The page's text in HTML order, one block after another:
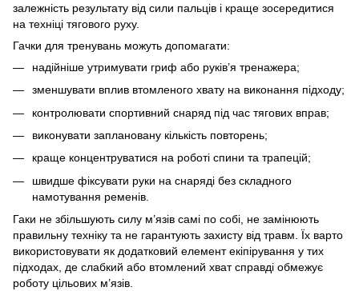
залежність результату від сили пальців і краще зосередитися
на техніці тягового руху.
Гачки для тренувань можуть допомагати:
надійніше утримувати гриф або руків’я тренажера;
зменшувати вплив втомленого хвату на виконання підходу;
контролювати спортивний снаряд під час тягових вправ;
виконувати заплановану кількість повторень;
краще концентруватися на роботі спини та трапецій;
швидше фіксувати руки на снаряді без складного
намотування ременів.
Гаки не збільшують силу м’язів самі по собі, не замінюють
правильну техніку та не гарантують захисту від травм. Їх варто
використовувати як додатковий елемент екіпірування у тих
підходах, де слабкий або втомлений хват справді обмежує
роботу цільових м’язів.